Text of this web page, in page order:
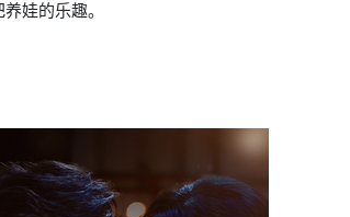
娃的乐趣。